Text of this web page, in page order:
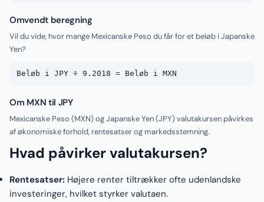
Omvendt beregning
Vil du vide, hvor mange Mexicanske Peso du får for et beløb i Japanske
Yen?
Beløb i JPY ÷ 9.2018 = Beløb i MXN
Om MXN til JPY
Mexicanske Peso (MXN) og Japanske Yen (JPY) valutakursen påvirkes
af økonomiske forhold, rentesatser og markedsstemning.
Hvad påvirker valutakursen?
Rentesatser: Højere renter tiltrækker ofte udenlandske
investeringer, hvilket styrker valutaen.